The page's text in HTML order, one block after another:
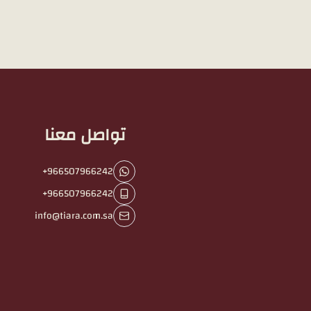
تواصل معنا
+966507966242
+966507966242
info@tiara.com.sa